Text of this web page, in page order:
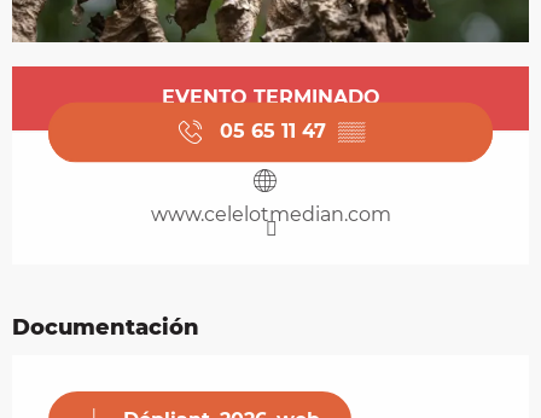
Horarios y datos de contacto
EVENTO TERMINADO
05 65 11 47 ▒▒
www.celelotmedian.com
Documentación